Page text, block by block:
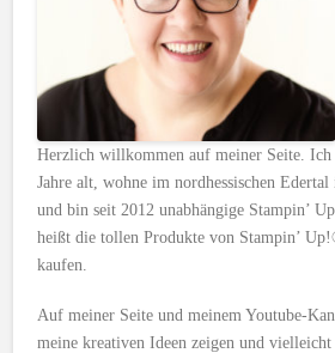
Herzlich willkommen auf meiner Seite. Ich
Jahre alt, wohne im nordhessischen
und bin seit 2012 unabhängige Stampin’
heißt die tollen Produkte von Stampin’
kaufen.
Auf meiner Seite und meinem Youtube-
meine kreativen Ideen zeigen und